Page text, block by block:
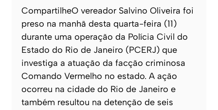
CompartilheO vereador Salvino Oliveira foi
preso na manhã desta quarta-feira (11)
durante uma operação da Polícia Civil do
Estado do Rio de Janeiro (PCERJ) que
investiga a atuação da facção criminosa
Comando Vermelho no estado. A ação
ocorreu na cidade do Rio de Janeiro e
também resultou na detenção de seis